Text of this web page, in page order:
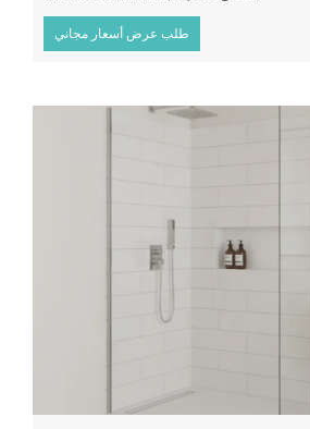
طلب عرض أسعار مجاني